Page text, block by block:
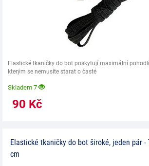
Elastické tkaničky do bot poskytují maximální
kterým se nemusíte starat o časté
Skladem 7
90 Kč
Elastické tkaničky do bot široké, jeden pár -
cm